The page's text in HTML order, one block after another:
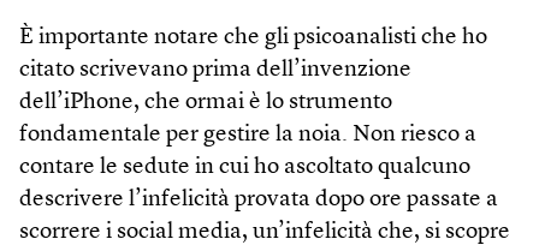
È importante notare che gli psicoanalisti che ho
citato scrivevano prima dell’invenzione
dell’iPhone, che ormai è lo strumento
fondamentale per gestire la noia. Non riesco a
contare le sedute in cui ho ascoltato qualcuno
descrivere l’infelicità provata dopo ore passate a
scorrere i social media, un’infelicità che, si scopre